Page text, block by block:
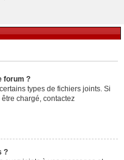
forum ?
types de fichiers joints. Si
chargé, contactez
?